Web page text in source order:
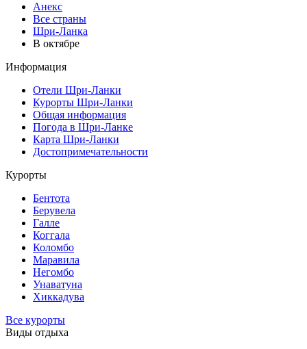
Анекс
Все страны
Шри-Ланка
В октябре
Информация
Отели Шри-Ланки
Курорты Шри-Ланки
Общая информация
Погода в Шри-Ланке
Карта Шри-Ланки
Достопримечательности
Курорты
Бентота
Берувела
Галле
Коггала
Коломбо
Маравила
Негомбо
Унаватуна
Хиккадува
Все курорты
Виды отдыха